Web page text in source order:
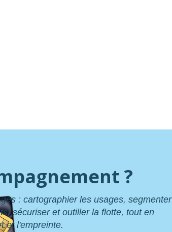
?
: cartographier les usages, segmenter
sécuriser et outiller la flotte, tout en
et l'empreinte.